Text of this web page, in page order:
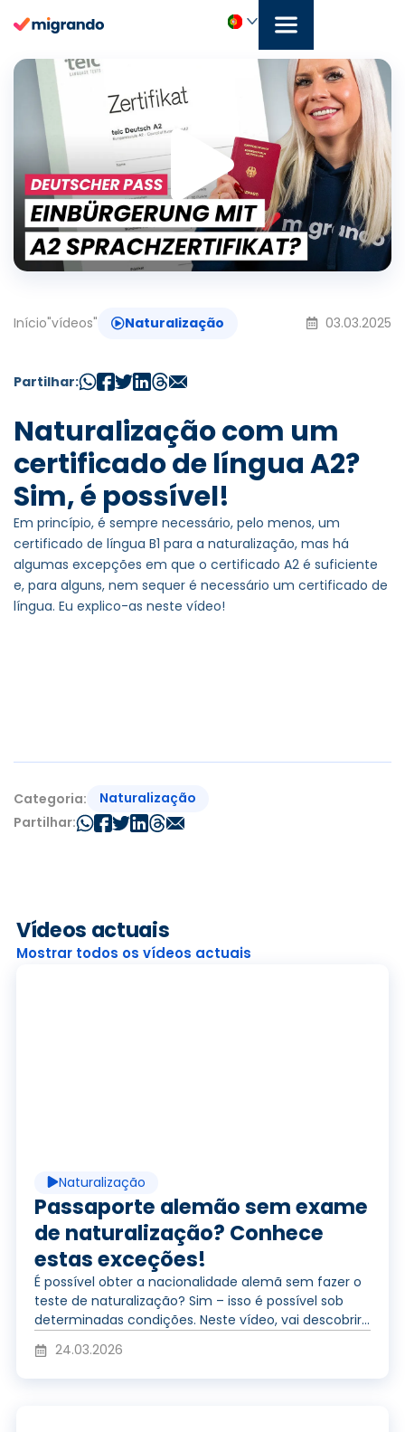
para
conteúdo
Português
Início"vídeos" Naturalização 03.03.2025
Partilhar:
Naturalização com um
certificado de língua A2?
Sim, é possível!
Em princípio, é sempre necessário, pelo menos, um
certificado de língua B1 para a naturalização, mas há
algumas excepções em que o certificado A2 é suficiente
e, para alguns, nem sequer é necessário um certificado de
língua. Eu explico-as neste vídeo!
Categoria:
Naturalização
Partilhar:
Vídeos actuais
Mostrar todos os vídeos actuais
r
o
d
Naturalização
Passaporte alemão sem exame
de naturalização? Conhece
estas exceções!
É possível obter a nacionalidade alemã sem fazer o
teste de naturalização? Sim – isso é possível sob
determinadas condições. Neste vídeo, vai descobrir...
24.03.2026